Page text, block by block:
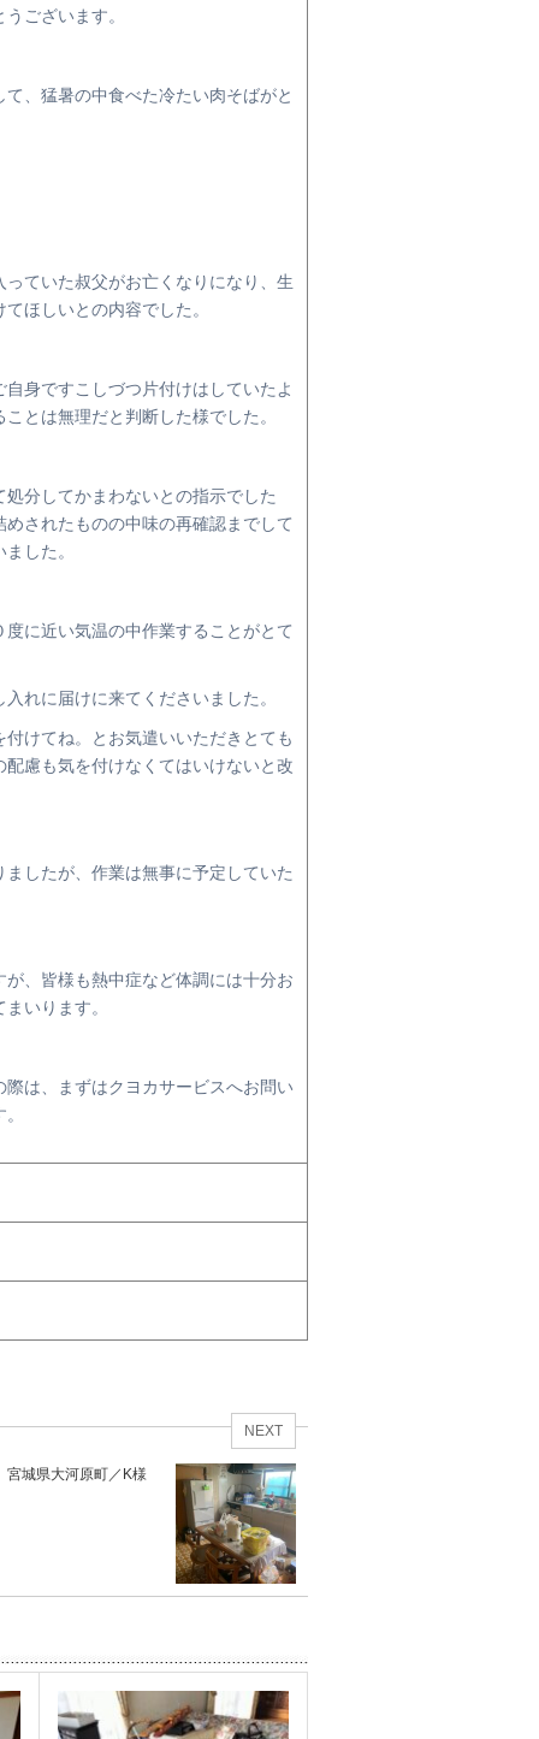
ございます。
、猛暑の中食べた冷たい肉そばがと
ていた叔父がお亡くなりになり、生
ほしいとの内容でした。
身ですこしづつ片付けはしていたよ
とは無理だと判断した様でした。
分してかまわないとの指示でした
されたものの中味の再確認までして
した。
に近い気温の中作業することがとて
れに届けに来てくださいました。
けてね。とお気遣いいただきとても
慮も気を付けなくてはいけないと改
したが、作業は無事に予定していた
、皆様も熱中症など体調には十分お
いります。
は、まずはクヨカサービスへお問い
NEXT
城県大河原町／K様